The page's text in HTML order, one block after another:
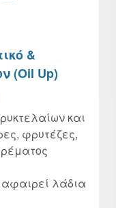
&
(Oil Up)
και
φρυτέζες,
λάδια